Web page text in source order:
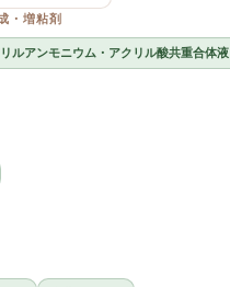
・増粘剤
ルアンモニウム・アクリル酸共重合体液